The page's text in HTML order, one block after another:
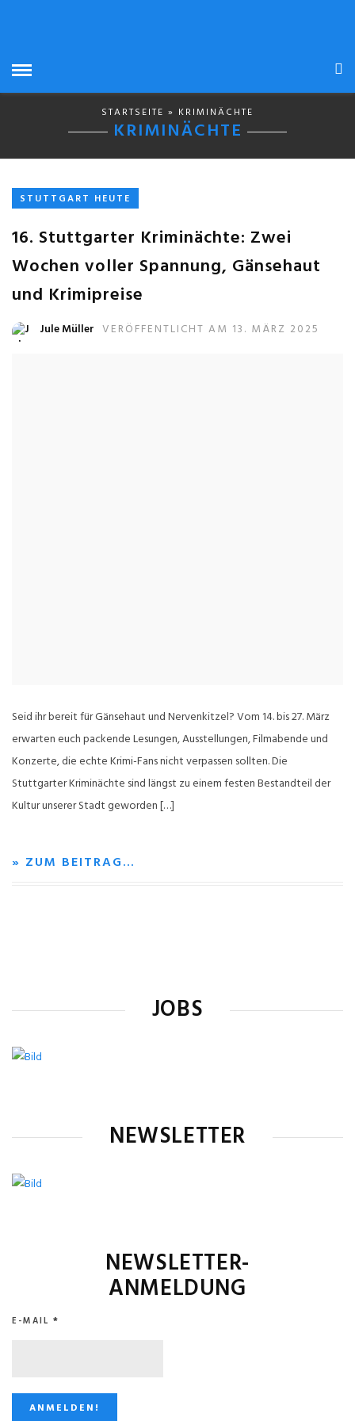
STARTSEITE » KRIMINÄCHTE
KRIMINÄCHTE
STUTTGART HEUTE
16. Stuttgarter Kriminächte: Zwei
Wochen voller Spannung, Gänsehaut
und Krimipreise
Jule Müller VERÖFFENTLICHT AM 13. MÄRZ 2025
Seid ihr bereit für Gänsehaut und Nervenkitzel? Vom 14. bis 27. März
erwarten euch packende Lesungen, Ausstellungen, Filmabende und
Konzerte, die echte Krimi-Fans nicht verpassen sollten. Die
Stuttgarter Kriminächte sind längst zu einem festen Bestandteil der
Kultur unserer Stadt geworden […]
» ZUM BEITRAG…
JOBS
NEWSLETTER
NEWSLETTER-
ANMELDUNG
E-MAIL *